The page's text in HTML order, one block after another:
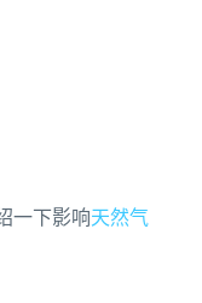
一下影响天然气